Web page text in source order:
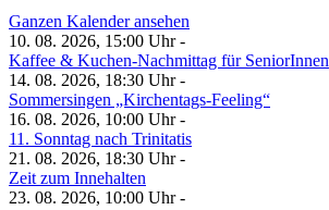
Ganzen Kalender ansehen
10. 08. 2026, 15:00 Uhr -
Kaffee & Kuchen-Nachmittag für SeniorInnen
14. 08. 2026, 18:30 Uhr -
Sommersingen „Kirchentags-Feeling“
16. 08. 2026, 10:00 Uhr -
11. Sonntag nach Trinitatis
21. 08. 2026, 18:30 Uhr -
Zeit zum Innehalten
23. 08. 2026, 10:00 Uhr -